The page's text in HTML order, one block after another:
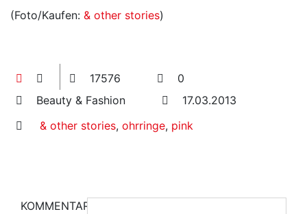
(Foto/Kaufen: & other stories)
17576
0
Beauty & Fashion
17.03.2013
& other stories, ohrringe, pink
KOMMENTAR